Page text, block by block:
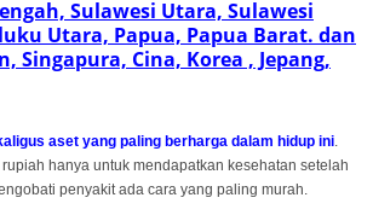
Sulawesi Utara, Sulawesi
Utara, Papua, Papua Barat. dan
Cina, Korea , Jepang,
aset yang paling berharga dalam hidup ini
hanya untuk mendapatkan kesehatan setelah
penyakit ada cara yang paling murah.